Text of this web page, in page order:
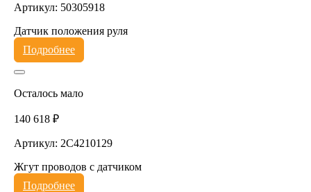
Артикул: 50305918
Датчик положения руля
Подробнее
Осталось мало
140 618 ₽
Артикул: 2C4210129
Жгут проводов с датчиком
Подробнее